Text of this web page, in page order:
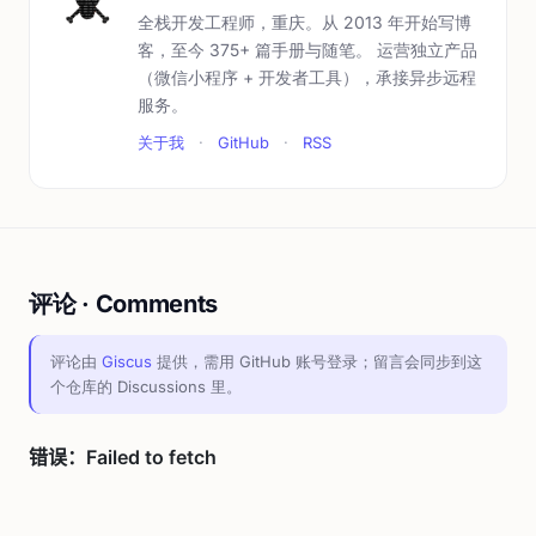
全栈开发工程师，重庆。从 2013 年开始写博
客，至今 375+ 篇手册与随笔。 运营独立产品
（微信小程序 + 开发者工具），承接异步远程
服务。
关于我 · GitHub · RSS
评论 · Comments
评论由 Giscus 提供，需用 GitHub 账号登录；留言会同步到这
个仓库的 Discussions 里。